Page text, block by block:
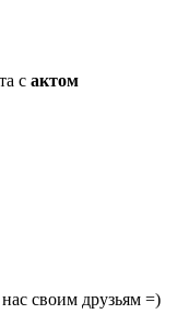
с актом
нас своим друзьям =)